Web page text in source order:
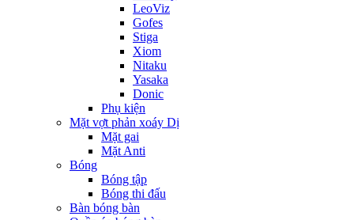
LeoViz
Gofes
Stiga
Xiom
Nitaku
Yasaka
Donic
Phụ kiện
Mặt vợt phản xoáy Dị
Mặt gai
Mặt Anti
Bóng
Bóng tập
Bóng thi đấu
Bàn bóng bàn